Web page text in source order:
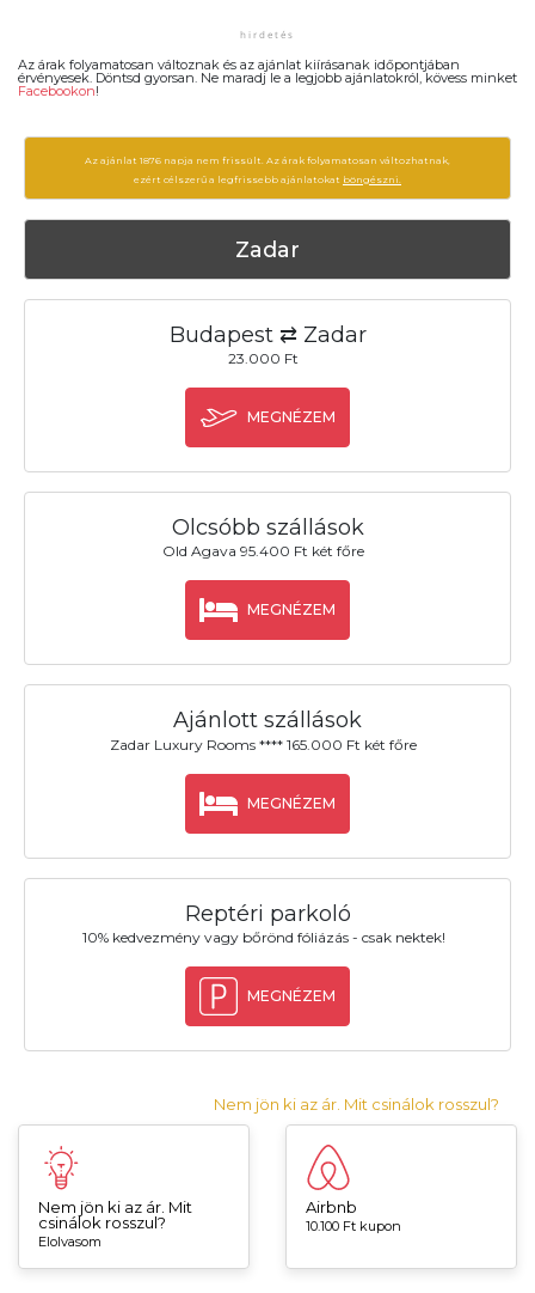
Az árak folyamatosan változnak és az ajánlat kiírásanak időpontjában
érvényesek. Döntsd gyorsan. Ne maradj le a legjobb ajánlatokról, kövess minket
Facebookon!
Az ajánlat 1876 napja nem frissült. Az árak folyamatosan változhatnak,
ezért célszerű a legfrissebb ajánlatokat böngészni.
Zadar
Budapest ⇄ Zadar
23.000 Ft
MEGNÉZEM
Olcsóbb szállások
Old Agava 95.400 Ft két főre
MEGNÉZEM
Ajánlott szállások
Zadar Luxury Rooms **** 165.000 Ft két főre
MEGNÉZEM
Reptéri parkoló
10% kedvezmény vagy bőrönd fóliázás - csak nektek!
MEGNÉZEM
Nem jön ki az ár. Mit csinálok rosszul?
Nem jön ki az ár. Mit
csinálok rosszul?
Elolvasom
Airbnb
10.100 Ft kupon